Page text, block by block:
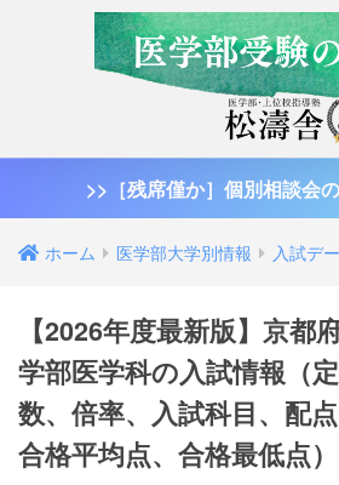
>>［残席僅か］個別相談会
ホーム 医学部大学別情報 入試デ
【2026年度最新版】京都
学部医学科の入試情報（
数、倍率、入試科目、配点
合格平均点、合格最低点）